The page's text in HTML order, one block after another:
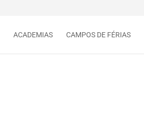
ACADEMIAS CAMPOS DE FÉRIAS